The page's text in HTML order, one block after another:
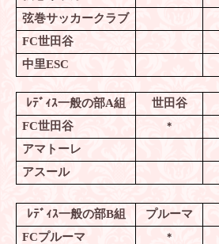
弦巻サッカークラブ
FC世田谷
中里ESC
ﾚﾃﾞｨｽ一般の部A組 世田谷
FC世田谷 ＊
アマトーレ
アスール
ﾚﾃﾞｨｽ一般の部B組 プルーマ
FCプルーマ ＊